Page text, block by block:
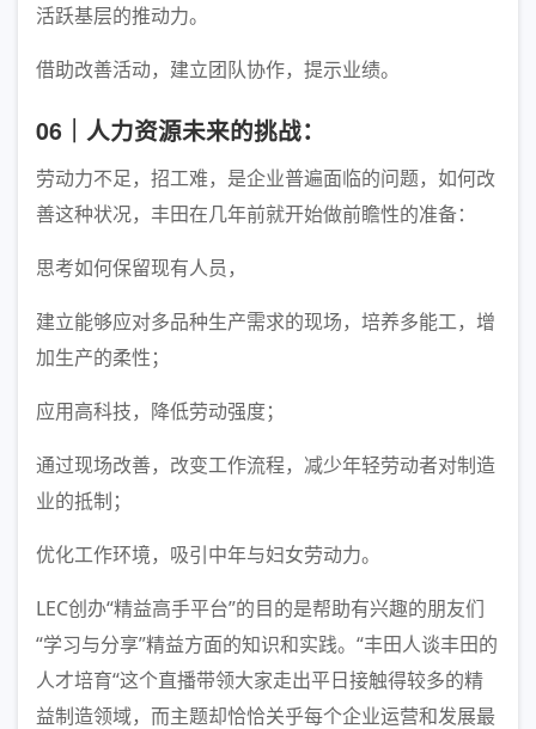
活跃基层的推动力。
借助改善活动，建立团队协作，提示业绩。
06｜人力资源未来的挑战：
劳动力不足，招工难，是企业普遍面临的问题，如何改
善这种状况，丰田在几年前就开始做前瞻性的准备：
思考如何保留现有人员，
建立能够应对多品种生产需求的现场，培养多能工，增
加生产的柔性；
应用高科技，降低劳动强度；
通过现场改善，改变工作流程，减少年轻劳动者对制造
业的抵制；
优化工作环境，吸引中年与妇女劳动力。
LEC创办“精益高手平台”的目的是帮助有兴趣的朋友们
“学习与分享”精益方面的知识和实践。“丰田人谈丰田的
人才培育“这个直播带领大家走出平日接触得较多的精
益制造领域，而主题却恰恰关乎每个企业运营和发展最